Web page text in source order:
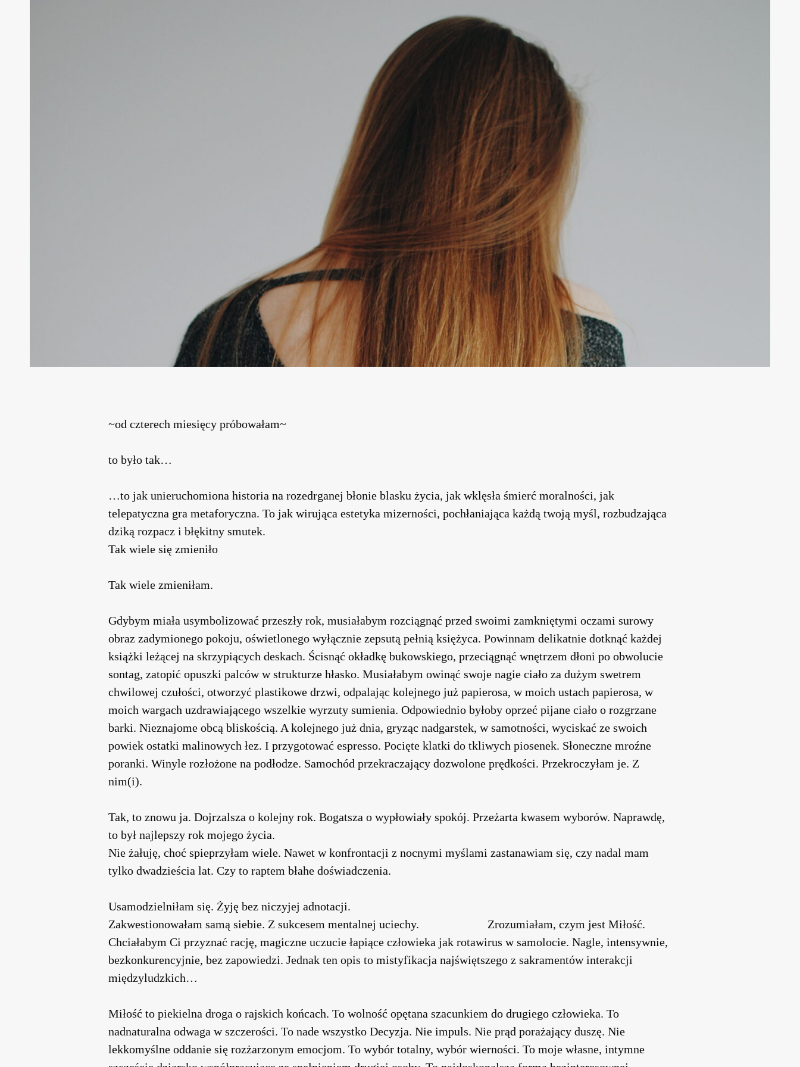
~od czterech miesięcy próbowałam~
to było tak…
…to jak unieruchomiona historia na rozedrganej błonie blasku życia, jak wklęsła śmierć moralności, jak
telepatyczna gra metaforyczna. To jak wirująca estetyka mizerności, pochłaniająca każdą twoją myśl, rozbudzająca
dziką rozpacz i błękitny smutek.
Tak wiele się zmieniło
Tak wiele zmieniłam.
Gdybym miała usymbolizować przeszły rok, musiałabym rozciągnąć przed swoimi zamkniętymi oczami surowy
obraz zadymionego pokoju, oświetlonego wyłącznie zepsutą pełnią księżyca. Powinnam delikatnie dotknąć każdej
książki leżącej na skrzypiących deskach. Ścisnąć okładkę bukowskiego, przeciągnąć wnętrzem dłoni po obwolucie
sontag, zatopić opuszki palców w strukturze hłasko. Musiałabym owinąć swoje nagie ciało za dużym swetrem
chwilowej czułości, otworzyć plastikowe drzwi, odpalając kolejnego już papierosa, w moich ustach papierosa, w
moich wargach uzdrawiającego wszelkie wyrzuty sumienia. Odpowiednio byłoby oprzeć pijane ciało o rozgrzane
barki. Nieznajome obcą bliskością. A kolejnego już dnia, gryząc nadgarstek, w samotności, wyciskać ze swoich
powiek ostatki malinowych łez. I przygotować espresso. Pocięte klatki do tkliwych piosenek. Słoneczne mroźne
poranki. Winyle rozłożone na podłodze. Samochód przekraczający dozwolone prędkości. Przekroczyłam je. Z
nim(i).
Tak, to znowu ja. Dojrzalsza o kolejny rok. Bogatsza o wypłowiały spokój. Przeżarta kwasem wyborów. Naprawdę,
to był najlepszy rok mojego życia.
Nie żałuję, choć spieprzyłam wiele. Nawet w konfrontacji z nocnymi myślami zastanawiam się, czy nadal mam
tylko dwadzieścia lat. Czy to raptem błahe doświadczenia.
Usamodzielniłam się. Żyję bez niczyjej adnotacji.
Zakwestionowałam samą siebie. Z sukcesem mentalnej uciechy. Zrozumiałam, czym jest Miłość.
Chciałabym Ci przyznać rację, magiczne uczucie łapiące człowieka jak rotawirus w samolocie. Nagle, intensywnie,
bezkonkurencyjnie, bez zapowiedzi. Jednak ten opis to mistyfikacja najświętszego z sakramentów interakcji
międzyludzkich…
Miłość to piekielna droga o rajskich końcach. To wolność opętana szacunkiem do drugiego człowieka. To
nadnaturalna odwaga w szczerości. To nade wszystko Decyzja. Nie impuls. Nie prąd porażający duszę. Nie
lekkomyślne oddanie się rozżarzonym emocjom. To wybór totalny, wybór wierności. To moje własne, intymne